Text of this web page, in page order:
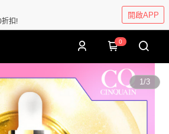
扣!
開啟APP
0
1/3